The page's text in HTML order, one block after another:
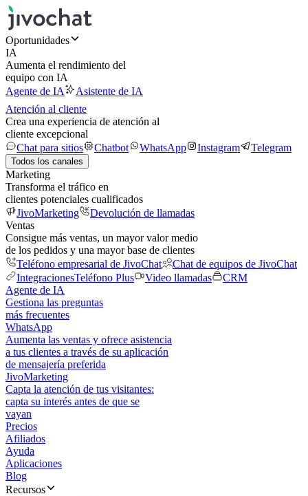
Oportunidades
IA
Aumenta el rendimiento del
equipo con IA
Agente de IA
Asistente de IA
Atención al cliente
Crea una experiencia de atención al
cliente excepcional
Chat para sitios
Chatbot WhatsApp Instagram Telegram
Todos los canales
Marketing
Transforma el tráfico en
clientes potenciales cualificados
JivoMarketing
Devolución de llamadas
Ventas
Consigue más ventas, un mayor valor medio
de los pedidos y una mayor base de clientes
Teléfono empresarial de JivoChat
Chat de equipos de JivoChat
IntegracionesTeléfono Plus Video llamadas
CRM
Agente de IA
Gestiona las preguntas
más frecuentes
WhatsApp
Aumenta las ventas y ofrece asistencia
a tus clientes a través de su aplicación
de mensajería preferida
JivoMarketing
Capta la atención de tus visitantes:
capta su interés antes de que se
vayan
Precios
Afiliados
Ayuda
Aplicaciones
Blog
Recursos